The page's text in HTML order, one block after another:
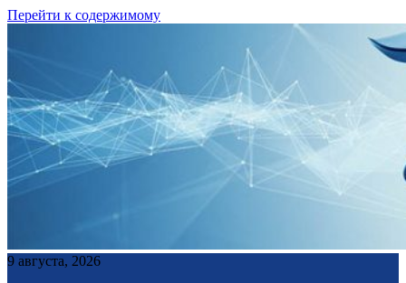
Перейти к содержимому
9 августа, 2026